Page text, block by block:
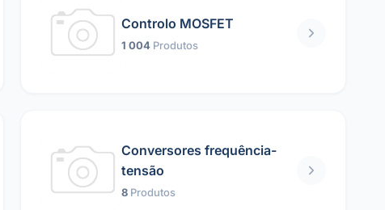
Controlo MOSFET
1 004 Produtos
Conversores frequência-
tensão
8 Produtos